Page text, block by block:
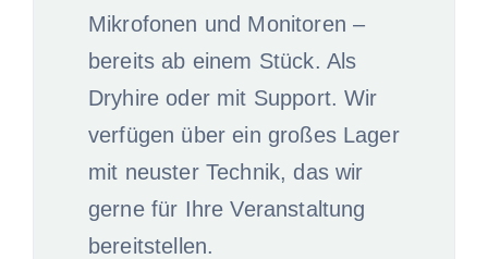
Mikrofonen und Monitoren –
bereits ab einem Stück. Als
Dryhire oder mit Support. Wir
verfügen über ein großes Lager
mit neuster Technik, das wir
gerne für Ihre Veranstaltung
bereitstellen.